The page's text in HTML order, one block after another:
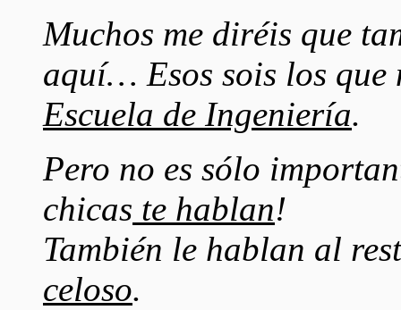
Muchos me diréis que
aquí… Esos sois los que
Escuela de Ingeniería.
Pero no es sólo
chicas te hablan!
También le hablan al
celoso.